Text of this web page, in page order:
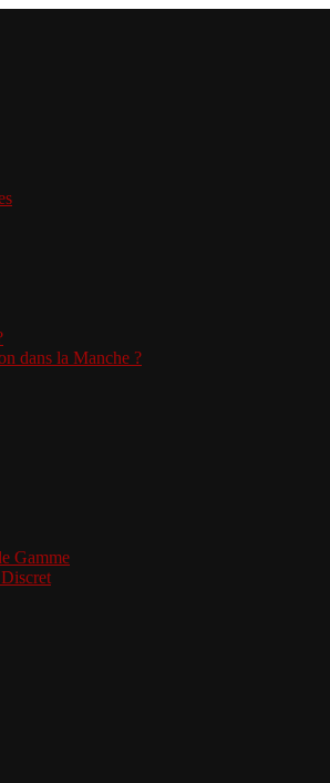
dans la Manche ?
Gamme